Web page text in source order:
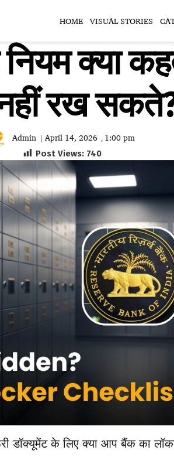
HOME VISUAL STORIES
क्या
रख
Admin | April 14, 2026 , 1:00 pm
Post Views: 740
डॉक्यूमेंट के लिए क्या आप बैंक का